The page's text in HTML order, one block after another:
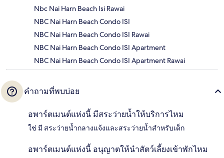
Nbc Nai Harn Beach Isi Rawai
NBC Nai Harn Beach Condo ISI
NBC Nai Harn Beach Condo ISI Rawai
NBC Nai Harn Beach Condo ISI Apartment
NBC Nai Harn Beach Condo ISI Apartment Rawai
คำถามที่พบบ่อย
อพาร์ตเมนต์แห่งนี้ มีสระว่ายน้ำให้บริการไหม
ใช่ มี สระว่ายน้ำกลางแจ้งและสระว่ายน้ำสำหรับเด็ก
อพาร์ตเมนต์แห่งนี้ อนุญาตให้นำสัตว์เลี้ยงเข้าพักไหม